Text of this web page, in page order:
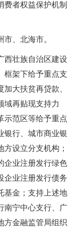
费者权益保护机制
、北海市。
西壮族自治区建设
框架下给予重点支
大扶贫再贷款、
域再贴现支持力
示范区等给予重点
银行、城市商业银
设立分支机构；
企业注册发行绿色
企业注册发行债务
基金；支持上述地
南宁中心支行、广
方金融监管局组织